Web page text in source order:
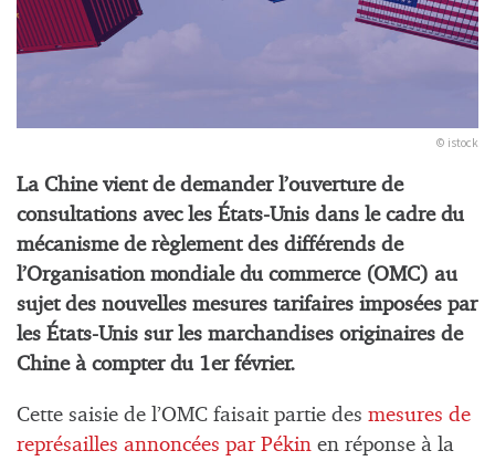
© istock
La Chine vient de demander l’ouverture de
consultations avec les États-Unis dans le cadre du
mécanisme de règlement des différends de
l’Organisation mondiale du commerce (OMC) au
sujet des nouvelles mesures tarifaires imposées par
les États-Unis sur les marchandises originaires de
Chine à compter du 1er février.
Cette saisie de l’OMC faisait partie des mesures de
représailles annoncées par Pékin en réponse à la